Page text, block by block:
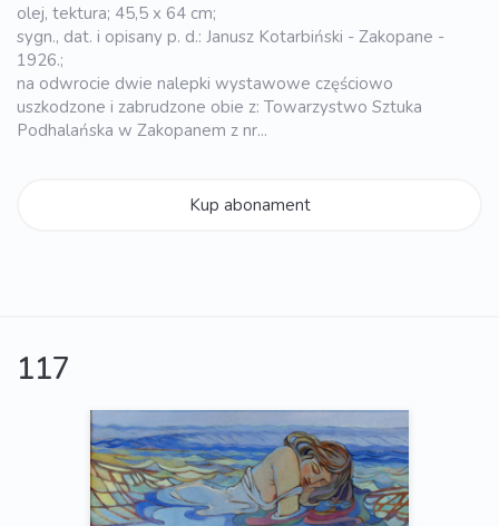
olej, tektura; 45,5 x 64 cm;
sygn., dat. i opisany p. d.: Janusz Kotarbiński - Zakopane -
1926.;
na odwrocie dwie nalepki wystawowe częściowo
uszkodzone i zabrudzone obie z: Towarzystwo Sztuka
Podhalańska w Zakopanem z nr...
Kup abonament
117